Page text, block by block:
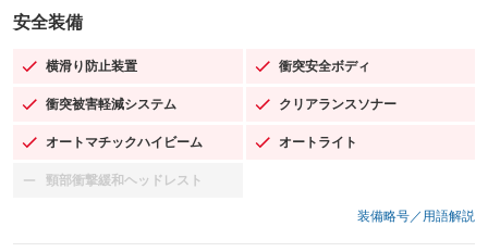
安全装備
横滑り防止装置
：装備あり 衝突安全ボディ
：装備あり
衝突被害軽減システム
：装備あり クリアランスソナー
：装備あり
オートマチックハイビーム
：装備あり オートライト
：装備あり
頸部衝撃緩和ヘッドレスト
：装備なし
装備略号／用語解説